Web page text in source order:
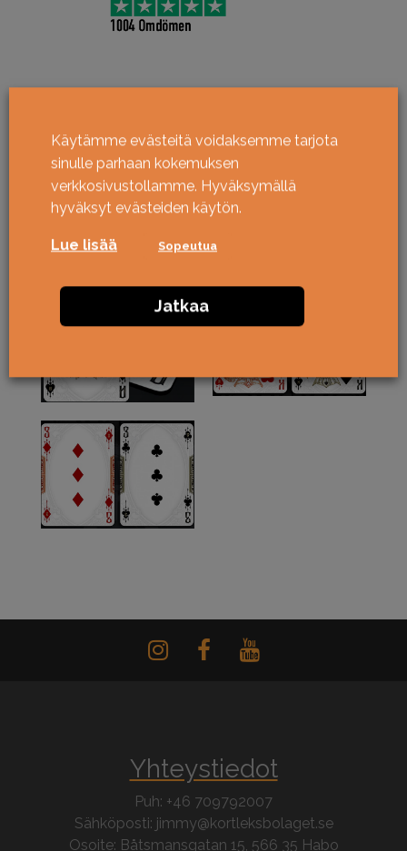
Yhteystiedot
Puh: +46 709792007
Sähköposti: jimmy@kortleksbolaget.se
Osoite: Båtsmansgatan 15, 566 35 Habo
Käytämme evästeitä voidaksemme tarjota
sinulle parhaan kokemuksen
verkkosivustollamme. Hyväksymällä
hyväksyt evästeiden käytön.
Lue lisää Sopeutua
Jatkaa